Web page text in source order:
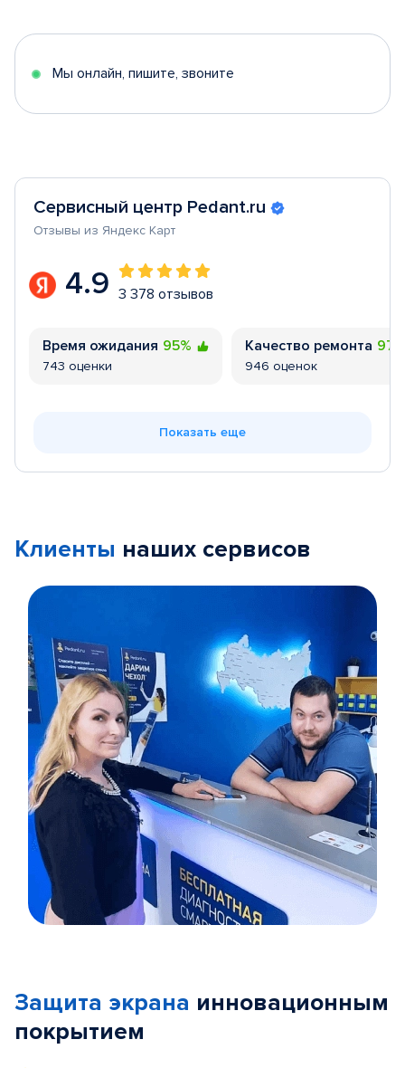
5
Мы онлайн, пишите, звоните
Сервисный центр Pedant.ru
Отзывы из Яндекс Карт
4.9 3 378 отзывов
Время ожидания 95%
743 оценки
Качество ремонта
946 оценок
Показать еще
Клиенты наших сервисов
5
Защита экрана инновационным
покрытием